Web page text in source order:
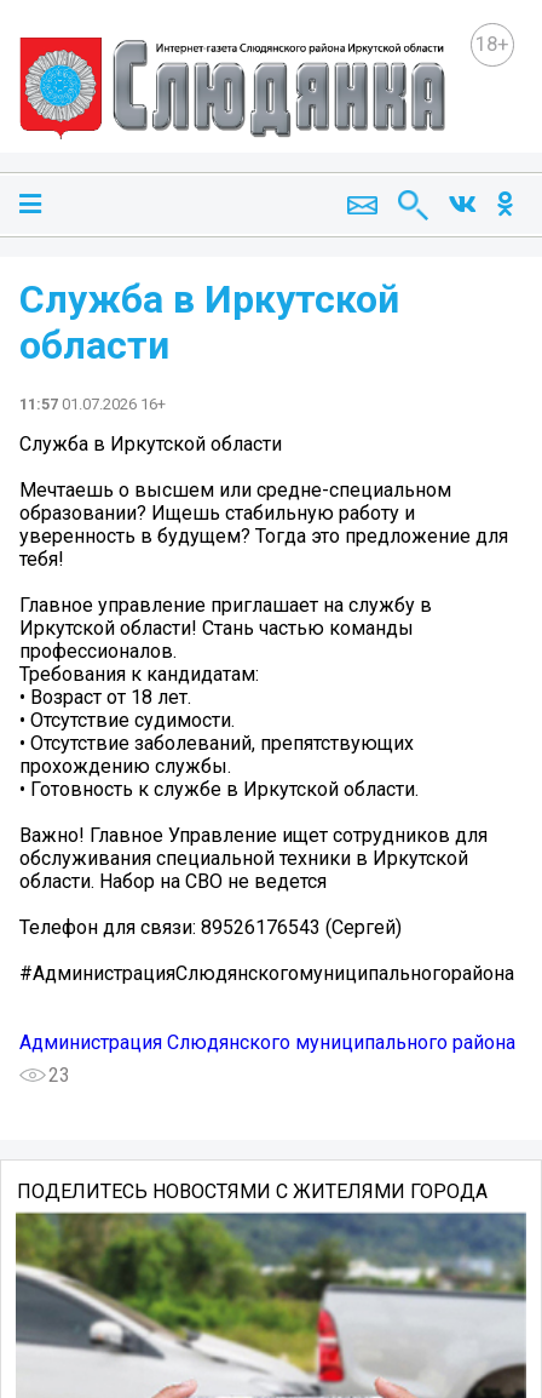
18+
Служба в Иркутской
области
11:57 01.07.2026 16+
Служба в Иркутской области
Мечтаешь о высшем или средне-специальном
образовании? Ищешь стабильную работу и
уверенность в будущем? Тогда это предложение для
тебя!
Главное управление приглашает на службу в
Иркутской области! Стань частью команды
профессионалов.
Требования к кандидатам:
• Возраст от 18 лет.
• Отсутствие судимости.
• Отсутствие заболеваний, препятствующих
прохождению службы.
• Готовность к службе в Иркутской области.
Важно! Главное Управление ищет сотрудников для
обслуживания специальной техники в Иркутской
области. Набор на СВО не ведется
Телефон для связи: 89526176543 (Сергей)
#АдминистрацияСлюдянскогомуниципальногорайона
Администрация Слюдянского муниципального района
23
ПОДЕЛИТЕСЬ НОВОСТЯМИ С ЖИТЕЛЯМИ ГОРОДА